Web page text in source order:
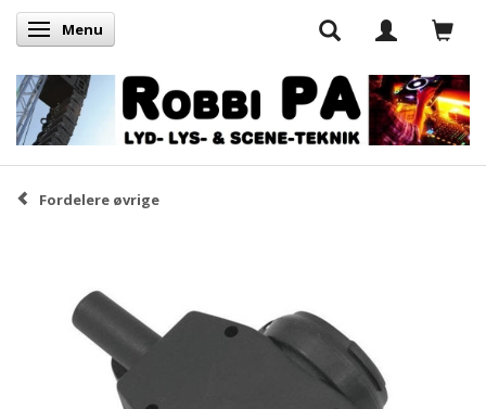
Skifte navigation
Menu
Fordelere øvrige